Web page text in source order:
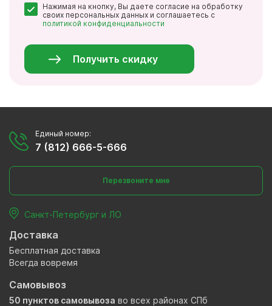
*
Нажимая на кнопку, Вы даете согласие на обработку
своих персональных данных и соглашаетесь с
политикой конфиденциальности
Получить скидку
Единый номер:
7 (812) 666-5-666
Перезвоните мне
Санкт-Петербург и ЛО
Доставка
Бесплатная доставка
Всегда вовремя
Самовывоз
50 пунктов самовывоза во всех районах СПб